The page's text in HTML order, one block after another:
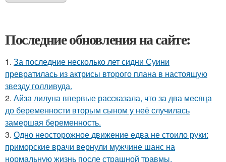
Последние обновления на сайте:
1. За последние несколько лет сидни Суини
превратилась из актрисы второго плана в настоящую
звезду голливуда.
2. Айза лилуна впервые рассказала, что за два месяца
до беременности вторым сыном у неё случилась
замершая беременность.
3. Одно неосторожное движение едва не стоило руки:
приморские врачи вернули мужчине шанс на
нормальную жизнь после страшной травмы.